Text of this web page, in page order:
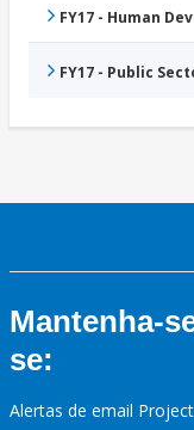
FY17 - Human
FY17 - Public
Mantenha-
se:
Alertas de email